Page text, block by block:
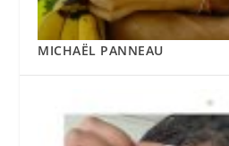
MICHAËL PANNEAU